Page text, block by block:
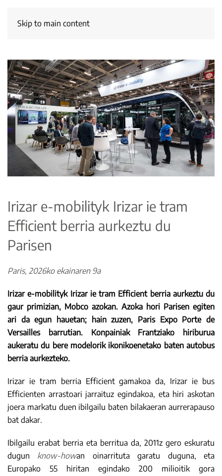
Skip to main content
Irizar e-mobilityk Irizar ie tram
Efficient berria aurkeztu du
Parisen
Paris, 2026ko ekainaren 9a
Irizar e-mobilityk Irizar ie tram Efficient berria aurkeztu du
gaur primizian, Mobco azokan. Azoka hori Parisen egiten
ari da egun hauetan; hain zuzen, Paris Expo Porte de
Versailles barrutian. Konpainiak Frantziako hiriburua
aukeratu du bere modelorik ikonikoenetako baten autobus
berria aurkezteko.
Irizar ie tram berria Efficient gamakoa da, Irizar ie bus
Efficienten arrastoari jarraituz egindakoa, eta hiri askotan
joera markatu duen ibilgailu baten bilakaeran aurrerapauso
bat dakar.
Ibilgailu erabat berria eta berritua da, 2011z gero eskuratu
dugun know-howan oinarrituta garatu duguna, eta
Europako 55 hiritan egindako 200 milioitik gora